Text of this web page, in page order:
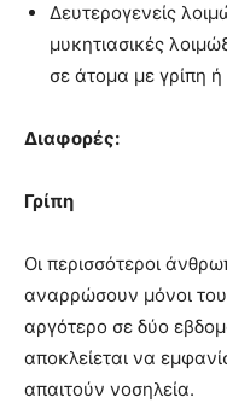
Δευτερογενείς
μυκητιασικές
σε άτομα με γρίπη ή
Διαφορές:
Γρίπη
Οι περισσότεροι
αναρρώσουν μόνοι
αργότερο σε δύο
αποκλείεται να
απαιτούν νοσηλεία.